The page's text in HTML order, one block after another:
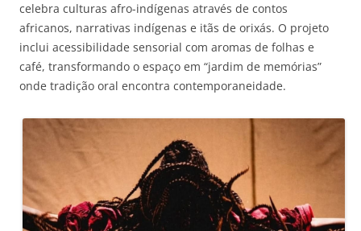
celebra culturas afro-indígenas através de contos
africanos, narrativas indígenas e itãs de orixás. O projeto
inclui acessibilidade sensorial com aromas de folhas e
café, transformando o espaço em “jardim de memórias”
onde tradição oral encontra contemporaneidade.